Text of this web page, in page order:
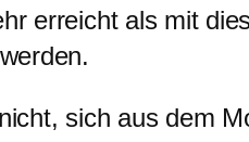
erreicht als mit
sich aus dem